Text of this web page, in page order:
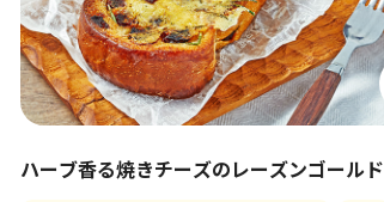
ハーブ香る焼きチーズのレーズンゴールド